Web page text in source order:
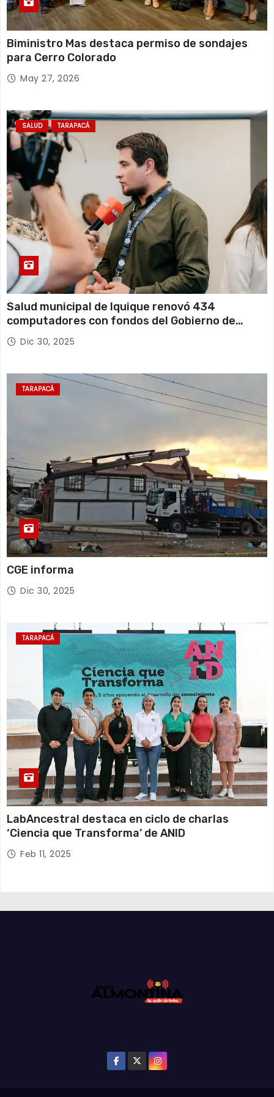
Biministro Mas destaca permiso de sondajes
para Cerro Colorado
May 27, 2026
SALUD TARAPACÁ
Salud municipal de Iquique renovó 434
computadores con fondos del Gobierno de
Tarapacá
Dic 30, 2025
TARAPACÁ
CGE informa
Dic 30, 2025
TARAPACÁ
LabAncestral destaca en ciclo de charlas
‘Ciencia que Transforma’ de ANID
Feb 11, 2025